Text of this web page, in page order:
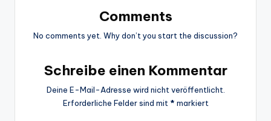
Comments
No comments yet. Why don’t you start the discussion?
Schreibe einen Kommentar
Deine E-Mail-Adresse wird nicht veröffentlicht.
Erforderliche Felder sind mit * markiert